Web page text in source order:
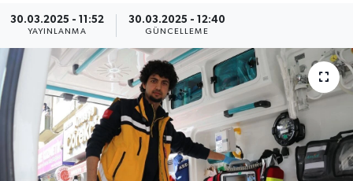
30.03.2025 - 11:52
YAYINLANMA
30.03.2025 - 12:40
GÜNCELLEME